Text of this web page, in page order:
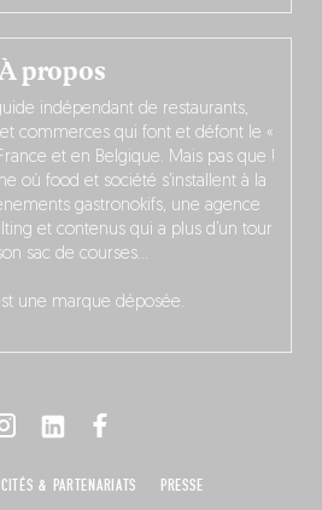
propos
indépendant de restaurants,
commerces qui font et défont le «
et en Belgique. Mais pas que !
où food et société s’installent à la
gastronokifs, une agence
et contenus qui a plus d’un tour
sac de courses…
une marque déposée.
& PARTENARIATS
PRESSE